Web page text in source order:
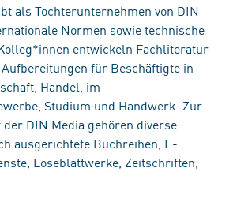
als Tochterunternehmen von DIN
Normen sowie technische
entwickeln Fachliteratur
für Beschäftigte in
Handel, im
Studium und Handwerk. Zur
DIN Media gehören diverse
ausgerichtete Buchreihen, E-
Loseblattwerke, Zeitschriften,